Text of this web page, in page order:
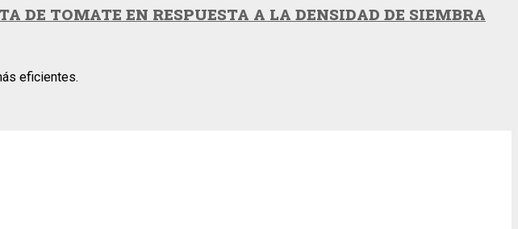
DE TOMATE EN RESPUESTA A LA DENSIDAD DE SIEMBRA
eficientes.